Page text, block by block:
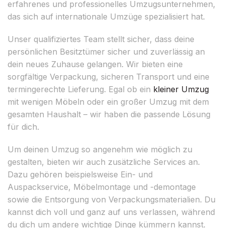
erfahrenes und professionelles Umzugsunternehmen,
das sich auf internationale Umzüge spezialisiert hat.
Unser qualifiziertes Team stellt sicher, dass deine
persönlichen Besitztümer sicher und zuverlässig an
dein neues Zuhause gelangen. Wir bieten eine
sorgfältige Verpackung, sicheren Transport und eine
termingerechte Lieferung. Egal ob ein kleiner Umzug
mit wenigen Möbeln oder ein großer Umzug mit dem
gesamten Haushalt – wir haben die passende Lösung
für dich.
Um deinen Umzug so angenehm wie möglich zu
gestalten, bieten wir auch zusätzliche Services an.
Dazu gehören beispielsweise Ein- und
Auspackservice, Möbelmontage und -demontage
sowie die Entsorgung von Verpackungsmaterialien. Du
kannst dich voll und ganz auf uns verlassen, während
du dich um andere wichtige Dinge kümmern kannst.